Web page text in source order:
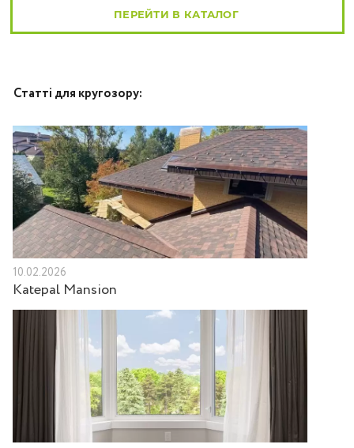
ПЕРЕЙТИ В КАТАЛОГ
Статті для кругозору:
10.02.2026
Katepal Mansion